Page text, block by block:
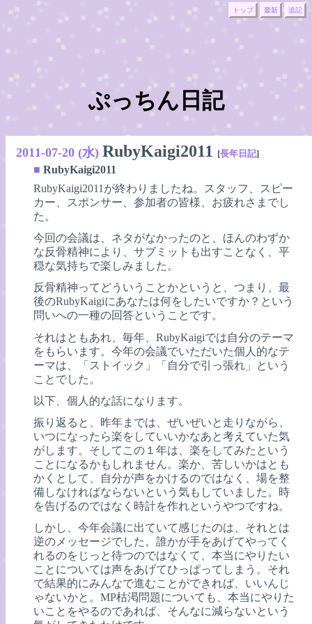
トップ 最新 追記
ぷっちん日記
2011-07-20 (水) RubyKaigi2011 [長年日記]
■ RubyKaigi2011
RubyKaigi2011が終わりましたね。スタッフ、スピー
カー、スポンサー、参加者の皆様、お疲れさまでし
た。
今回の会議は、ネタがなかったのと、ほんのわずか
な反骨精神により、サブミットも出すことなく、平
穏な気持ちで楽しみました。
反骨精神ってどういうことかというと、つまり、最
後のRubyKaigiにあなたは何をしたいですか？という
問いへの一種の回答ということです。
それはともあれ、毎年、RubyKaigiでは自分のテーマ
をもらいます。今年の会議でいただいた個人的なテ
ーマは、「ストイック」「自分で引っ張れ」という
ことでした。
以下、個人的な話になります。
振り返ると、昨年までは、ぜいぜいと走りながら、
いつになったら楽をしていいかなあと考えていた気
がします。そしてこの１年は、楽をしてみたという
ことになるかもしれません。楽か、苦しいかはとも
かくとして、自分が声をかけるのではなく、場を整
備しなければならないという気もしていました。時
を告げるのではなく時計を作れというやつですね。
しかし、今年会議に出ていて感じたのは、それとは
逆のメッセージでした。誰かが手をあげてやってく
れるのをじっと待つのではなくて、本当にやりたい
ことについては声をあげてひっぱってしまう。それ
で結果的にみんなで進むことができれば、いいんじ
ゃないかと。MP枯渇問題についても、本当にやりた
いことをやるのであれば、そんなに減らないという